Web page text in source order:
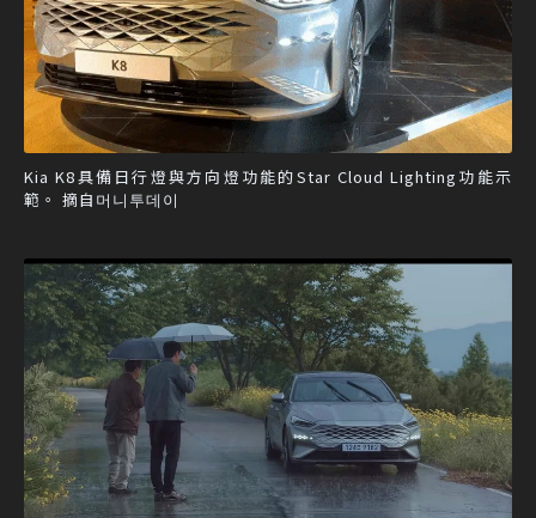
Kia K8具備日行燈與方向燈功能的Star Cloud Lighting功能示
範。 摘自머니투데이